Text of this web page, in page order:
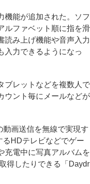
能が追加された。ソフ
ルファベット順に指を滑
読み上げ機能や音声入力
入力できるようになっ
レットなどを複数人で
ウント毎にメールなどが
画送信を無線で実現す
るHDテレビなどでゲー
充電中に写真アルバムを
得したりできる「Daydr